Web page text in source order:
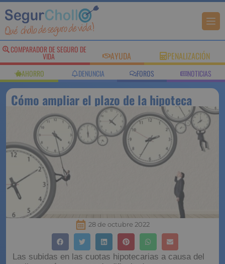
COMPARADOR DE
SEGURO DE VIDA AYUDA PENALIZACIÓN
AHORRO DENUNCIA FOROS NOTICIAS
Cómo ampliar el plazo de la
hipoteca
28 de octubre 2022